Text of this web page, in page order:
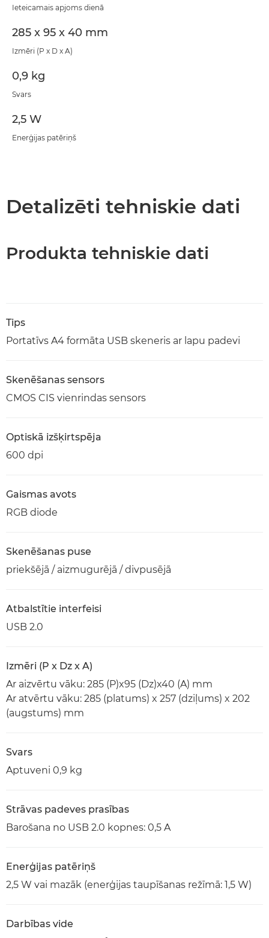
Ieteicamais apjoms dienā
285 x 95 x 40 mm
Izmēri (P x D x A)
0,9 kg
Svars
2,5 W
Enerģijas patēriņš
Detalizēti tehniskie dati
Produkta tehniskie dati
Tips
Portatīvs A4 formāta USB skeneris ar lapu padevi
Skenēšanas sensors
CMOS CIS vienrindas sensors
Optiskā izšķirtspēja
600 dpi
Gaismas avots
RGB diode
Skenēšanas puse
priekšējā / aizmugurējā / divpusējā
Atbalstītie interfeisi
USB 2.0
Izmēri (P x Dz x A)
Ar aizvērtu vāku: 285 (P)x95 (Dz)x40 (A) mm
Ar atvērtu vāku: 285 (platums) x 257 (dziļums) x 202
(augstums) mm
Svars
Aptuveni 0,9 kg
Strāvas padeves prasības
Barošana no USB 2.0 kopnes: 0,5 A
Enerģijas patēriņš
2,5 W vai mazāk (enerģijas taupīšanas režīmā: 1,5 W)
Darbības vide